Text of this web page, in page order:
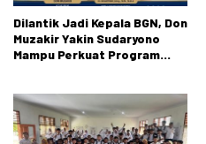
Dilantik Jadi Kepala BGN, Don
Muzakir Yakin Sudaryono
Mampu Perkuat Program